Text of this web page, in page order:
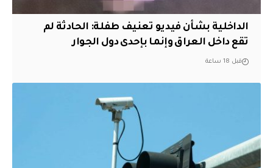
الداخلية بشأن فيديو تعنيف طفلة: الحادثة لم
تقع داخل العراق وإنما بإحدى دول الجوار
قبل 18 ساعة